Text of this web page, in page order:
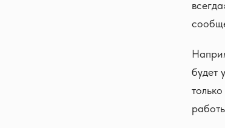
будет